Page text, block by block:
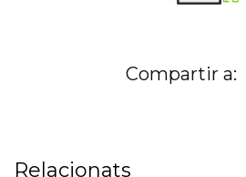
Compartir a:
Relacionats